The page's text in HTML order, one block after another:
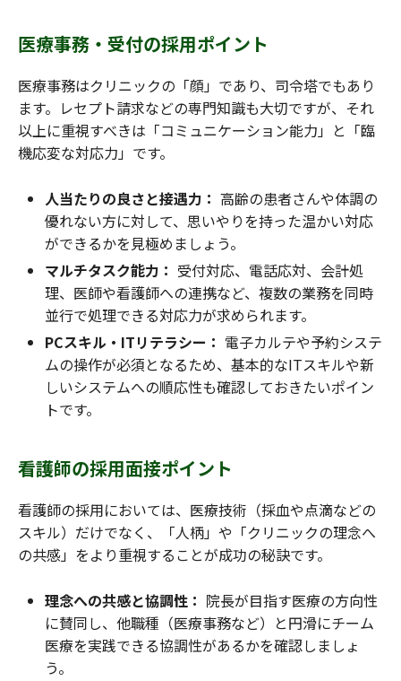
医療事務・受付の採用ポイント
医療事務はクリニックの「顔」であり、司令塔でもあり
ます。レセプト請求などの専門知識も大切ですが、それ
以上に重視すべきは「コミュニケーション能力」と「臨
機応変な対応力」です。
人当たりの良さと接遇力： 高齢の患者さんや体調の
優れない方に対して、思いやりを持った温かい対応
ができるかを見極めましょう。
マルチタスク能力： 受付対応、電話応対、会計処
理、医師や看護師への連携など、複数の業務を同時
並行で処理できる対応力が求められます。
PCスキル・ITリテラシー： 電子カルテや予約システ
ムの操作が必須となるため、基本的なITスキルや新
しいシステムへの順応性も確認しておきたいポイン
トです。
看護師の採用面接ポイント
看護師の採用においては、医療技術（採血や点滴などの
スキル）だけでなく、「人柄」や「クリニックの理念へ
の共感」をより重視することが成功の秘訣です。
理念への共感と協調性： 院長が目指す医療の方向性
に賛同し、他職種（医療事務など）と円滑にチーム
医療を実践できる協調性があるかを確認しましょ
う。